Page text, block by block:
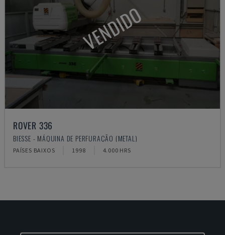
VENDIDO
ROVER 336
BIESSE - MÁQUINA DE PERFURAÇÃO (METAL)
PAÍSES BAIXOS 1998 4.000 HRS